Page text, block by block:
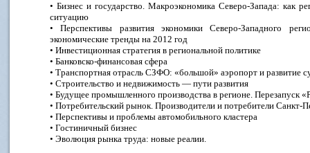
• Бизнес и государство. Макроэкономика Северо-Запада: как
ситуацию
• Перспективы развития экономики Северо-Западного
экономические тренды на 2012 год
• Инвестиционная стратегия в региональной политике
• Банковско-финансовая сфера
• Транспортная отрасль СЗФО: «большой» аэропорт и развитие
• Строительство и недвижимость — пути развития
• Будущее промышленного производства в регионе. Перезапуск
• Потребительский рынок. Производители и потребители Санкт-
• Перспективы и проблемы автомобильного кластера
• Гостиничный бизнес
• Эволюция рынка труда: новые реалии.